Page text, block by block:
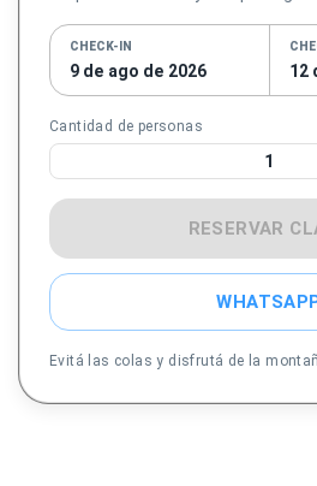
CHECK-IN
9 de ago de 2026 12
Cantidad de personas
1
RESERVAR
Evitá las colas y disfrutá de la